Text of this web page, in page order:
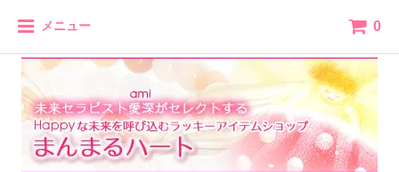
メニュー 0